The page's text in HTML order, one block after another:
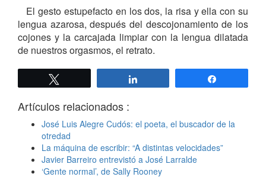
El gesto estupefacto en los dos, la risa y ella con su
lengua azarosa, después del descojonamiento de los
cojones y la carcajada limpiar con la lengua dilatada
de nuestros orgasmos, el retrato.
Artículos relacionados :
José Luis Alegre Cudós: el poeta, el buscador de la
otredad
La máquina de escribir: “A distintas velocidades”
Javier Barreiro entrevistó a José Larralde
‘Gente normal’, de Sally Rooney